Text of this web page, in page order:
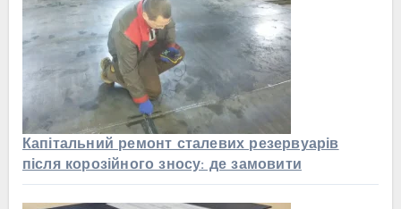
Капітальний ремонт сталевих резервуарів
після корозійного зносу: де замовити